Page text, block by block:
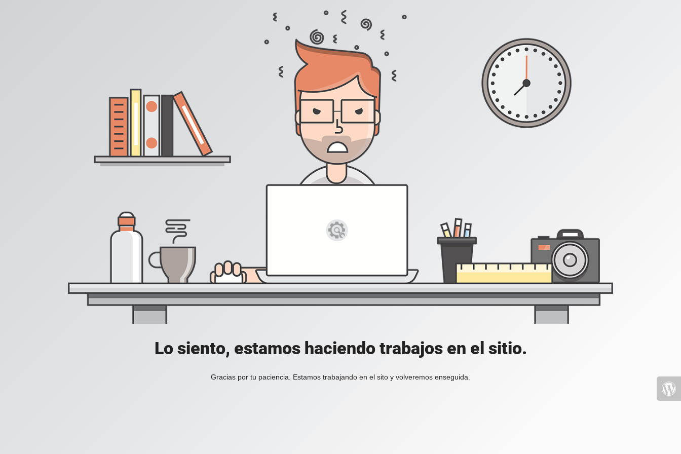
Lo siento, estamos haciendo trabajos en el sitio.
Gracias por tu paciencia. Estamos trabajando en el sito y volveremos enseguida.